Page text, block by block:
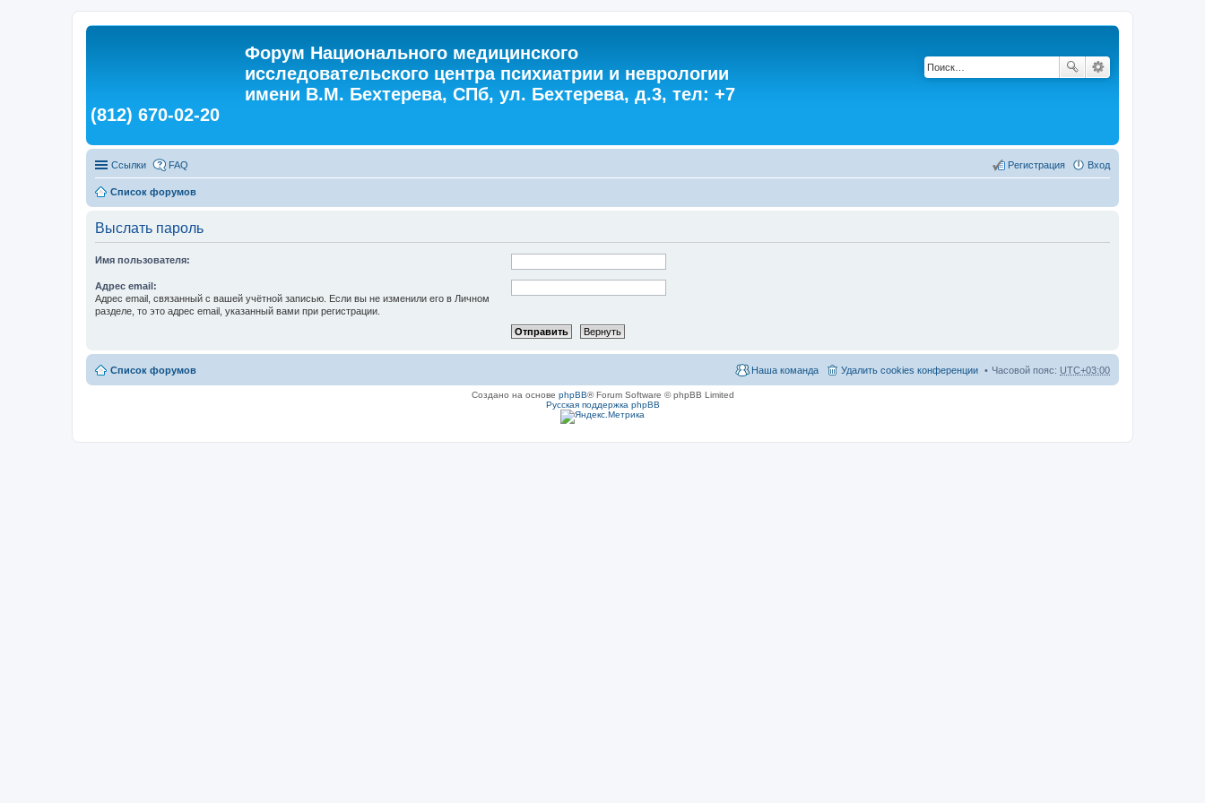
Форум Национального медицинского
исследовательского центра психиатрии и неврологии
имени В.М. Бехтерева, СПб, ул. Бехтерева, д.3, тел: +7
(812) 670-02-20
Ссылки FAQ Вход
Регистрация
Список форумов
Выслать пароль
Имя пользователя:
Адрес email:
Адрес email, связанный с вашей учётной записью. Если вы не изменили его в Личном
разделе, то это адрес email, указанный вами при регистрации.
Список форумов Часовой пояс: UTC+03:00
Удалить cookies конференции
Наша команда
Создано на основе phpBB® Forum Software © phpBB Limited
Русская поддержка phpBB